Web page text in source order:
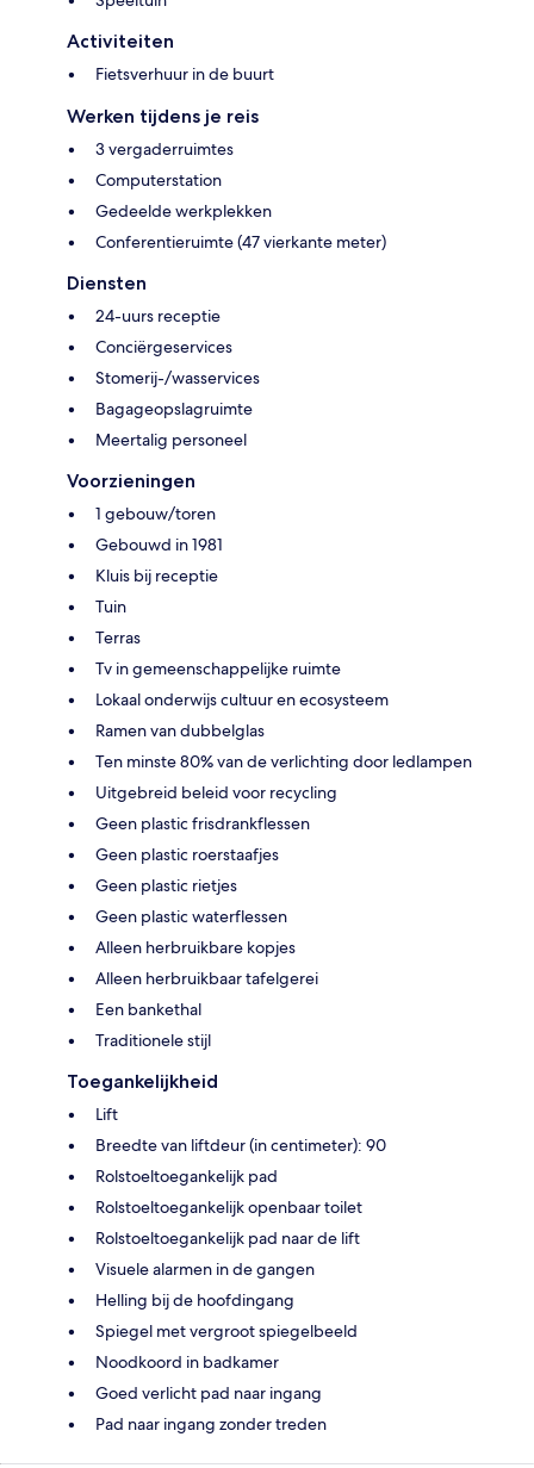
Activiteiten
Fietsverhuur in de buurt
Werken tijdens je reis
3 vergaderruimtes
Computerstation
Gedeelde werkplekken
Conferentieruimte (47 vierkante meter)
Diensten
24-uurs receptie
Conciërgeservices
Stomerij-/wasservices
Bagageopslagruimte
Meertalig personeel
Voorzieningen
1 gebouw/toren
Gebouwd in 1981
Kluis bij receptie
Tuin
Terras
Tv in gemeenschappelijke ruimte
Lokaal onderwijs cultuur en ecosysteem
Ramen van dubbelglas
Ten minste 80% van de verlichting door ledlampen
Uitgebreid beleid voor recycling
Geen plastic frisdrankflessen
Geen plastic roerstaafjes
Geen plastic rietjes
Geen plastic waterflessen
Alleen herbruikbare kopjes
Alleen herbruikbaar tafelgerei
Een bankethal
Traditionele stijl
Toegankelijkheid
Lift
Breedte van liftdeur (in centimeter): 90
Rolstoeltoegankelijk pad
Rolstoeltoegankelijk openbaar toilet
Rolstoeltoegankelijk pad naar de lift
Visuele alarmen in de gangen
Helling bij de hoofdingang
Spiegel met vergroot spiegelbeeld
Noodkoord in badkamer
Goed verlicht pad naar ingang
Pad naar ingang zonder treden